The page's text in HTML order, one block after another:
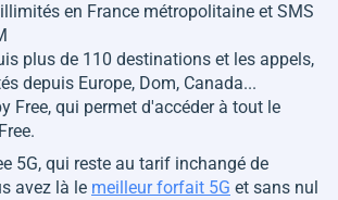
en France métropolitaine et SMS
plus de 110 destinations et les appels,
depuis Europe, Dom, Canada...
Free, qui permet d'accéder à tout le
5G, qui reste au tarif inchangé de
avez là le meilleur forfait 5G et sans nul